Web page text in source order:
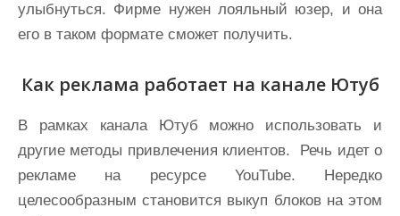
улыбнуться. Фирме нужен лояльный юзер, и она
его в таком формате сможет получить.
Как реклама работает на канале Ютуб
В рамках канала Ютуб можно использовать и
другие методы привлечения клиентов. Речь идет о
рекламе на ресурсе YouTube. Нередко
целесообразным становится выкуп блоков на этом